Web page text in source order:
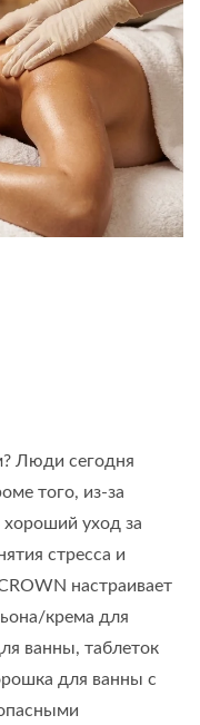
Люди сегодня
того, из-за
уход за
стресса и
настраивает
крема для
ванны, таблеток
для ванны с